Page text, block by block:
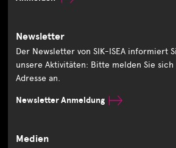
Newsletter
Der Newsletter von SIK-ISEA informiert
unsere Aktivitäten: Bitte melden Sie
Adresse an.
Newsletter Anmeldung
Medien